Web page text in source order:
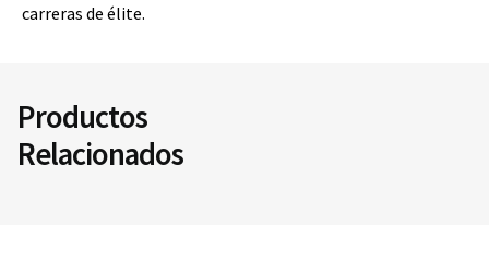
carreras de élite.
Productos
Relacionados